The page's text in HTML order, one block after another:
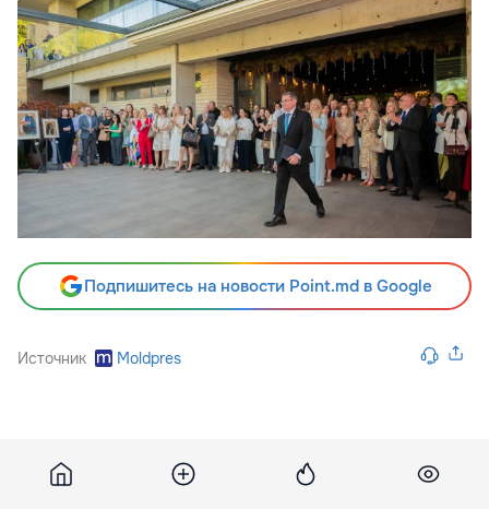
Подпишитесь на новости Point.md в Google
Источник Moldpres